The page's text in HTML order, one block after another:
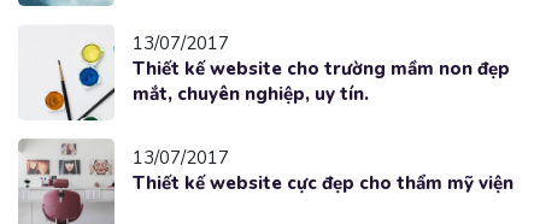
13/07/2017
Thiết kế website cho trường mầm non đẹp
mắt, chuyên nghiệp, uy tín.
13/07/2017
Thiết kế website cực đẹp cho thẩm mỹ viện